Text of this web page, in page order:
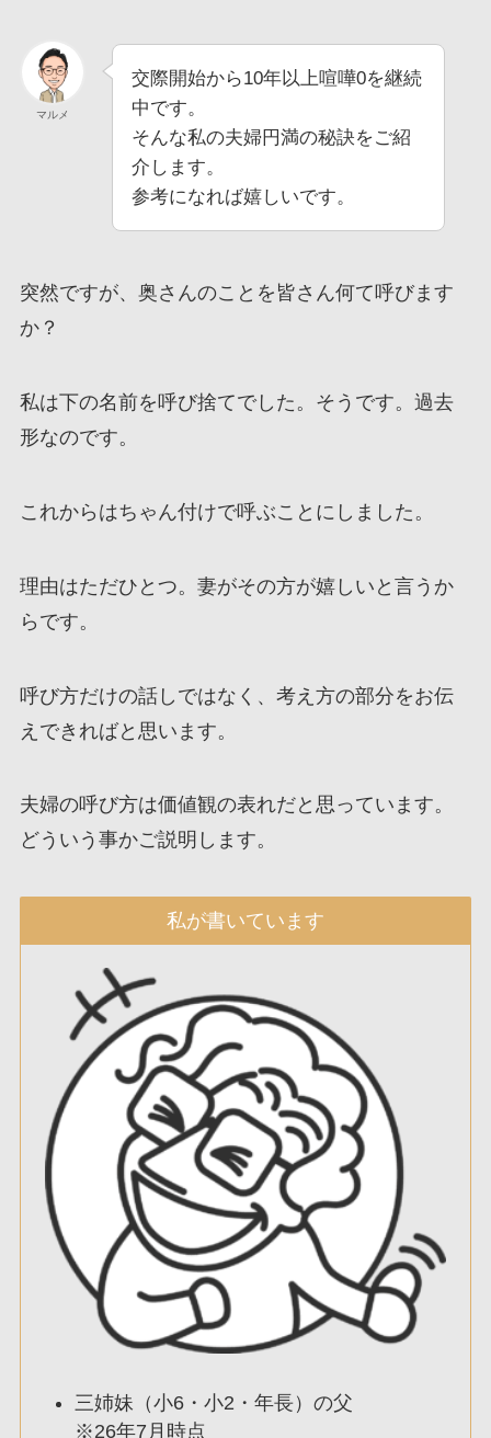
マルメ
交際開始から10年以上喧嘩0を継続
中です。
そんな私の夫婦円満の秘訣をご紹
介します。
参考になれば嬉しいです。
突然ですが、奥さんのことを皆さん何て呼びます
か？
私は下の名前を呼び捨てでした。そうです。過去
形なのです。
これからはちゃん付けで呼ぶことにしました。
理由はただひとつ。妻がその方が嬉しいと言うか
らです。
呼び方だけの話しではなく、考え方の部分をお伝
えできればと思います。
夫婦の呼び方は価値観の表れだと思っています。
どういう事かご説明します。
私が書いています
三姉妹（小6・小2・年長）の父
※26年7月時点